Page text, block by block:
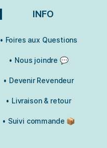
INFO
• Foires aux Questions
• Nous joindre 💬
• Devenir Revendeur
• Livraison & retour
• Suivi commande 📦